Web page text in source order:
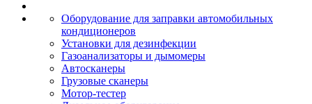
Оборудование для заправки автомобильных
кондиционеров
Установки для дезинфекции
Газоанализаторы и дымомеры
Автосканеры
Грузовые сканеры
Мотор-тестер